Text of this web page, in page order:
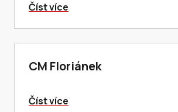
Číst více
CM Floriánek
Číst více